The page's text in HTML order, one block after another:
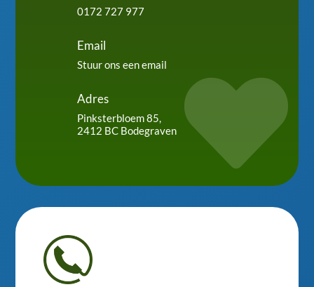
0172 727 977
Email
Stuur ons een email
Adres
Pinksterbloem 85,
2412 BC Bodegraven
